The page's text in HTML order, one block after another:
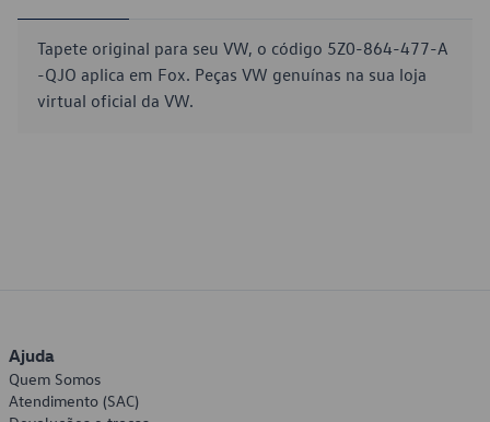
Tapete original para seu VW, o código 5Z0-864-477-A
-QJO aplica em Fox. Peças VW genuínas na sua loja
virtual oficial da VW.
Ajuda
Quem Somos
Atendimento (SAC)